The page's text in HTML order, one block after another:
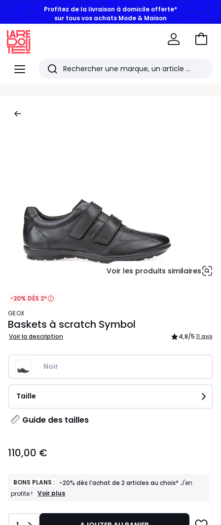
Profitez de la livraison à domicile offerte*
sur tous vos achats Mode & Maison
Menu
Redoute
Rechercher
Aller
Voir les produits similaires
-20% DÈS 2*
GEOX
Baskets à scratch Symbol
Voir la description 4,8/5 11 avis
Noir
Taille
Guide des tailles
€.
110,00 €
BONS PLANS : -20% dès l’achat de 2 articles au choix* J'en
profite !
BONS
-20%
Voir plus